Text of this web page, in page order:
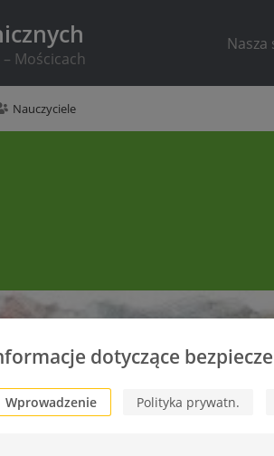
Mościcach
Nasza
Nauczyciele
dotyczące
Wprowadzenie Polityka prywatn.